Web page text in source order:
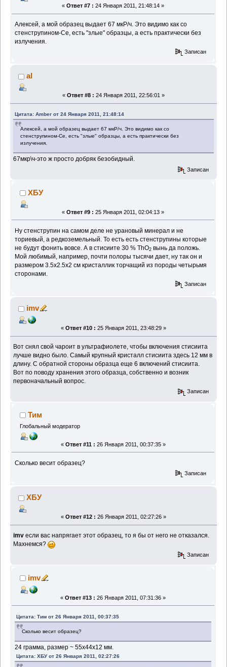
« Ответ #7 : 24 Января 2011, 21:48:14 »
Алексей, а мой образец выдает 67 мкР/ч. Это видимо как со
стенструпином-Се, есть "злые" образцы, а есть практически без
излучения.
Записан
al
« Ответ #8 : 24 Января 2011, 22:56:01 »
Цитата: Amber от 24 Января 2011, 21:48:14
Алексей, а мой образец выдает 67 мкР/ч. Это видимо как со
стенструпином-Се, есть "злые" образцы, а есть практически без
излучения.
67мкр\ч-это ж просто добряк безобидный.
Записан
ХБУ
« Ответ #9 : 25 Января 2011, 02:04:13 »
Ну стенструпин на самом деле не урановый минерал и не
ториевый, а редкоземельный. То есть есть стенструпины которые
не будут фонить вовсе. А в стисиите 30 % ThO2 вынь да положь.
Мой любимый, например, почти полоры тысячи дает, ну так он и
размером 3.5x2.5x2 cм кристаллик торчащий из породы четырьмя
сторонами.
Записан
imv
« Ответ #10 : 25 Января 2011, 23:48:29 »
Вот снял свой чароит в ультрафиолете, чтобы включения стисиита
лучше видно было. Самый крупный кристалл стисиита здесь 12 мм в
длину. С обратной стороны образца еще 6 включений стисиита.
Вот по поводу хранения этого образца, собственно и возник
первоначальный вопрос.
Записан
Тим
Глобальный модератор
« Ответ #11 : 26 Января 2011, 00:37:35 »
Сколько весит образец?
Записан
ХБУ
« Ответ #12 : 26 Января 2011, 02:27:26 »
imv если вас напрягает этот образец, то я бы от него не отказался.
Махнемся?
Записан
imv
« Ответ #13 : 26 Января 2011, 07:31:36 »
Цитата: Тим от 26 Января 2011, 00:37:35
Сколько весит образец?
24 грамма, размер ~ 55х44х12 мм.
Цитата: ХБУ от 26 Января 2011, 02:27:26